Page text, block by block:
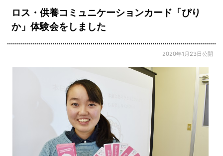
ロス・供養コミュニケーションカード「ぴり
か」体験会をしました
2020年1月23日公開